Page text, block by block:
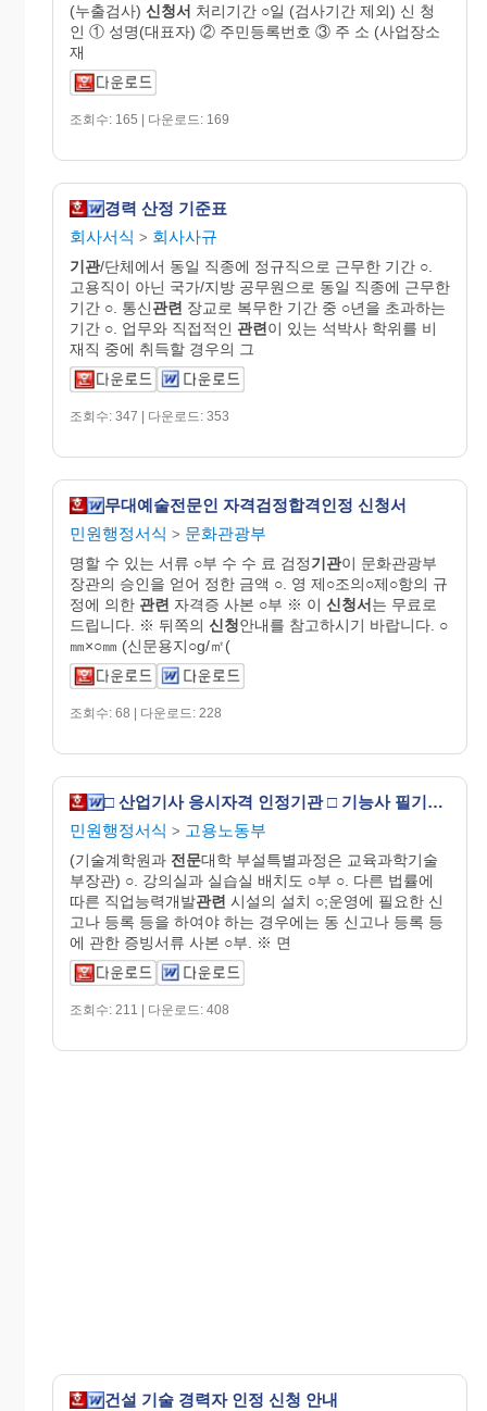
(누출검사) 신청서 처리기간 ○일 (검사기간 제외) 신 청
인 ① 성명(대표자) ② 주민등록번호 ③ 주 소 (사업장소
재
조회수: 165 | 다운로드: 169
경력 산정 기준표
회사서식 > 회사사규
기관/단체에서 동일 직종에 정규직으로 근무한 기간 ○.
고용직이 아닌 국가/지방 공무원으로 동일 직종에 근무한
기간 ○. 통신관련 장교로 복무한 기간 중 ○년을 초과하는
기간 ○. 업무와 직접적인 관련이 있는 석박사 학위를 비
재직 중에 취득할 경우의 그
조회수: 347 | 다운로드: 353
무대예술전문인 자격검정합격인정 신청서
민원행정서식 > 문화관광부
명할 수 있는 서류 ○부 수 수 료 검정기관이 문화관광부
장관의 승인을 얻어 정한 금액 ○. 영 제○조의○제○항의 규
정에 의한 관련 자격증 사본 ○부 ※ 이 신청서는 무료로
드립니다. ※ 뒤쪽의 신청안내를 참고하시기 바랍니다. ○
㎜×○㎜ (신문용지○g/㎡(
조회수: 68 | 다운로드: 228
□ 산업기사 응시자격 인정기관 □ 기능사 필기시험 면제기관 지정신청서
민원행정서식 > 고용노동부
(기술계학원과 전문대학 부설특별과정은 교육과학기술
부장관) ○. 강의실과 실습실 배치도 ○부 ○. 다른 법률에
따른 직업능력개발관련 시설의 설치 ○;운영에 필요한 신
고나 등록 등을 하여야 하는 경우에는 동 신고나 등록 등
에 관한 증빙서류 사본 ○부. ※ 면
조회수: 211 | 다운로드: 408
건설 기술 경력자 인정 신청 안내